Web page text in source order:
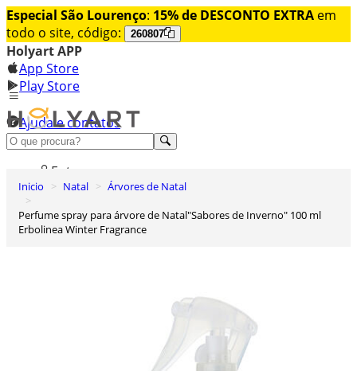
Especial São Lourenço: 15% de DESCONTO EXTRA em
todo o site, código:
260807
Holyart APP
App Store
Play Store
Ajuda e contatos
Conheça premium
Entrar
Lista de Desejos
0
Carrinho de Compras
Inicio Natal
Árvores de Natal
Perfume spray para árvore de Natal"Sabores de Inverno" 100 ml
Erbolinea Winter Fragrance